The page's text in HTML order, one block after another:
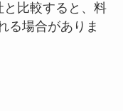
と比較すると、料
る場合がありま